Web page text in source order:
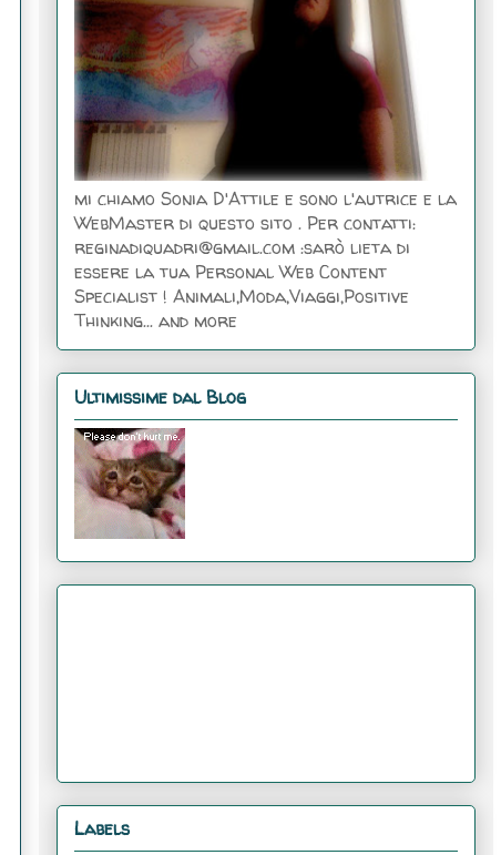
mi chiamo Sonia D'Attile e sono l'autrice e la
WebMaster di questo sito . Per contatti:
reginadiquadri@gmail.com :sarò lieta di
essere la tua Personal Web Content
Specialist ! Animali,Moda,Viaggi,Positive
Thinking... and more
Ultimissime dal Blog
Labels